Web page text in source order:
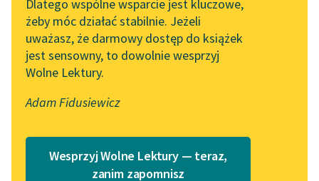
102. lata temu zmarł
Joseph Conrad
Blog
niepełnosprawnościami
Przypisy
Katalog
Dlatego wspólne wsparcie jest kluczowe,
żeby móc działać stabilnie. Jeżeli
uważasz, że darmowy dostęp do książek
jest sensowny, to dowolnie wesprzyj
Wolne Lektury.
Adam Fidusiewicz
Wesprzyj Wolne Lektury — teraz,
zanim zapomnisz
Pieśń czternasta.
Pieśń
przejściowa